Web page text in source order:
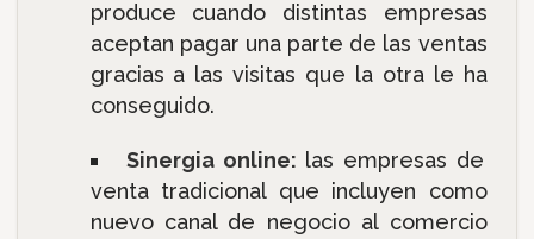
produce cuando distintas empresas
aceptan pagar una parte de las ventas
gracias a las visitas que la otra le ha
conseguido.
Sinergia online: las empresas de
venta tradicional que incluyen como
nuevo canal de negocio al comercio